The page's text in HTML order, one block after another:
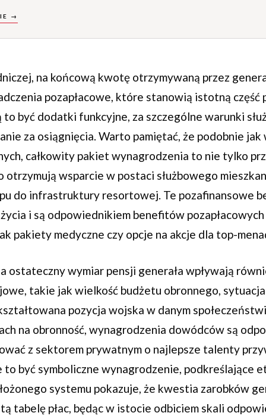
→
na końcową kwotę otrzymywaną przez
pozapłacowe, które stanowią istotną część
być dodatki funkcyjne, za szczególne warunki
za osiągnięcia. Warto pamiętać, że podobnie jak
całkowity pakiet wynagrodzenia to nie tylko
otrzymują wsparcie w postaci służbowego
do infrastruktury resortowej. Te pozafinansowe
i są odpowiednikiem benefitów
pakiety medyczne czy opcje na akcje dla top-
ostateczny wymiar pensji generała wpływają
takie jak wielkość budżetu obronnego,
pozycja wojska w danym
na obronność, wynagrodzenia dowódców są
z sektorem prywatnym o najlepsze talenty
to być symboliczne wynagrodzenie, podkreślające
systemu pokazuje, że kwestia zarobków
tabelę płac, będąc w istocie odbiciem skali